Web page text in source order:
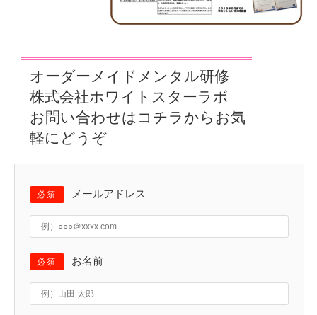
オーダーメイドメンタル研修
株式会社ホワイトスターラボ
お問い合わせはコチラからお気
軽にどうぞ
必須 メールアドレス
必須 お名前